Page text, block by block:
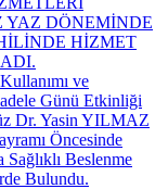
YAZ DÖNEMİNDE
HİZMET
ve
Günü Etkinliği
Dr. Yasin YILMAZ
Öncesinde
Beslenme
Bulundu.